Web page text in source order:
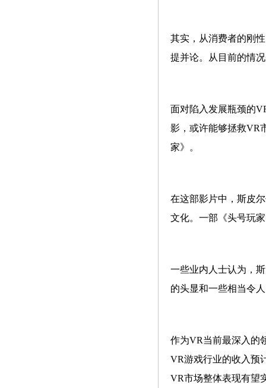
其实，从消费者的刚
提并论。从目前的情
面对陷入发展瓶颈的
影，或许能够拯救VR
家》。
在这部影片中，斯皮
文化。一部《头号玩
一些业内人士认为，
的头显和一些相当令
作为VR当前最深入的
VR游戏行业的收入预
VR市场整体表现有望